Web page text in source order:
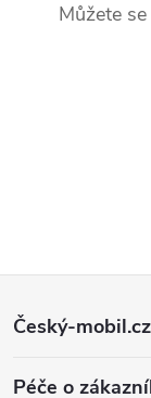
Můžete
ZČeský-mobil.cz
Péče o